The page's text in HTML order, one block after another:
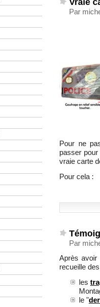
Par
Pour ne
passer
vraie carte
Pour cela :
Par
Après avoir
recueille
les
le "